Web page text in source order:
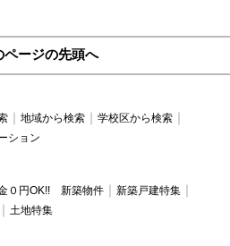
ページの先頭へ
地域から検索
学校区から検索
ション
０円OK!! 新築物件
新築戸建特集
土地特集